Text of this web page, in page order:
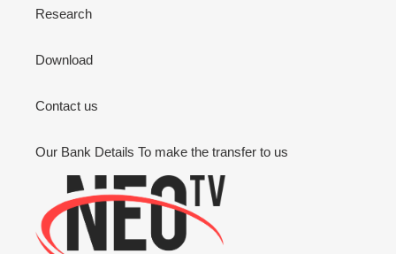
Research
Download
Contact us
Our Bank Details To make the transfer to us